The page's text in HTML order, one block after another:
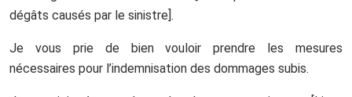
dégâts causés par le sinistre].
Je vous prie de bien vouloir prendre les mesures
nécessaires pour l’indemnisation des dommages subis.